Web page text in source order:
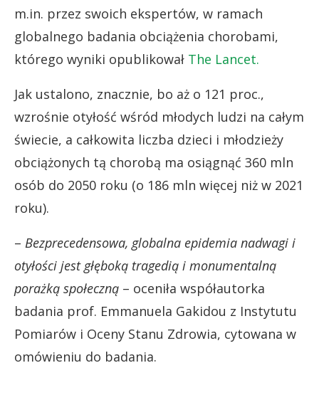
m.in. przez swoich ekspertów, w ramach
globalnego badania obciążenia chorobami,
którego wyniki opublikował The Lancet.
Jak ustalono, znacznie, bo aż o 121 proc.,
wzrośnie otyłość wśród młodych ludzi na całym
świecie, a całkowita liczba dzieci i młodzieży
obciążonych tą chorobą ma osiągnąć 360 mln
osób do 2050 roku (o 186 mln więcej niż w 2021
roku).
– Bezprecedensowa, globalna epidemia nadwagi i
otyłości jest głęboką tragedią i monumentalną
porażką społeczną – oceniła współautorka
badania prof. Emmanuela Gakidou z Instytutu
Pomiarów i Oceny Stanu Zdrowia, cytowana w
omówieniu do badania.